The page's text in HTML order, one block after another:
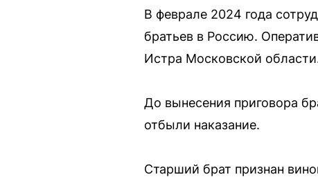
В феврале 2024 года
братьев в Россию.
Истра Московской
До вынесения приговора
отбыли наказание.
Старший брат признан